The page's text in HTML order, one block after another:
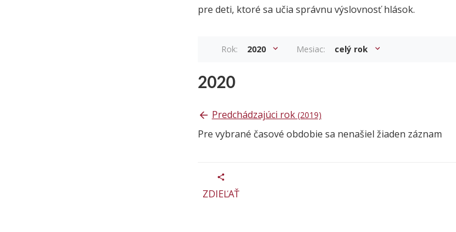
pre deti, ktoré sa učia správnu výslovnosť hlások.
Rok: 2020 Mesiac: celý rok
2020
Predchádzajúci rok (2019)
Pre vybrané časové obdobie sa nenašiel žiaden záznam
ZDIEĽAŤ